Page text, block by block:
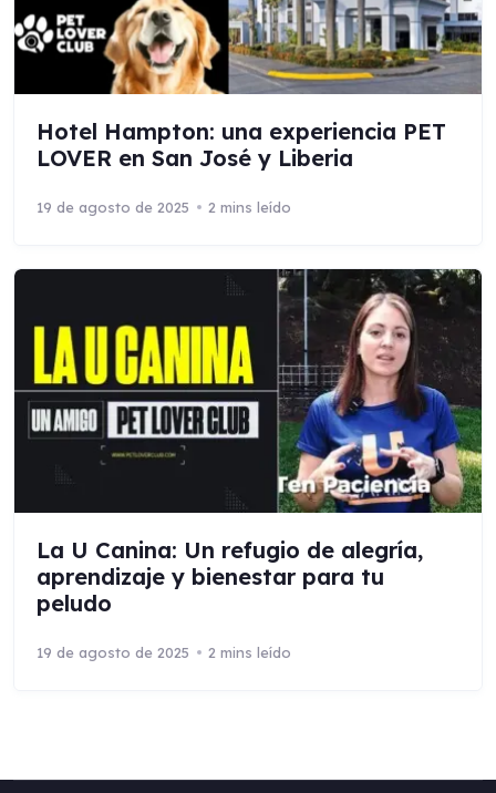
Hotel Hampton: una experiencia PET
LOVER en San José y Liberia
19 de agosto de 2025 2 mins leído
La U Canina: Un refugio de alegría,
aprendizaje y bienestar para tu
peludo
19 de agosto de 2025 2 mins leído